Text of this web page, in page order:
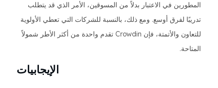
المطورين في الاعتبار بدلاً من المسوقين، الأمر الذي قد يتطلب
تدريبًا لفرق أوسع. ومع ذلك، بالنسبة للشركات التي تعطي الأولوية
للتعاون والأتمتة، فإن Crowdin تقدم واحدة من أكثر الأطر شمولاً
المتاحة.
الإيجابيات